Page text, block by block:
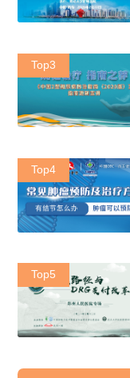
Top3
Top4
Top5